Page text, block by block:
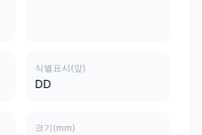
식별표시(앞)
DD
크기(mm)